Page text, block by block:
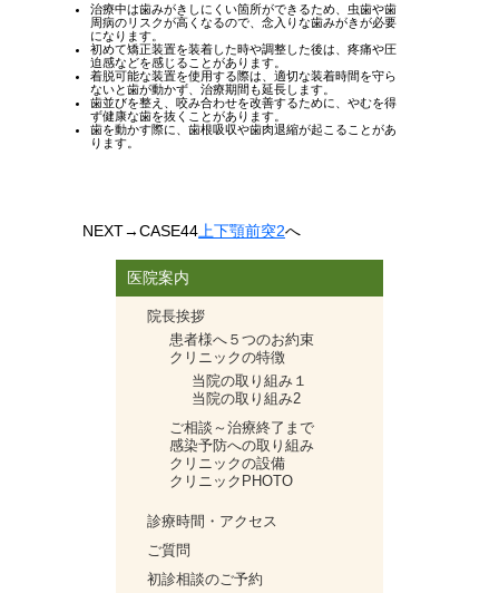
治療中は歯みがきしにくい箇所ができるため、虫歯や歯
周病のリスクが高くなるので、念入りな歯みがきが必要
になります。
初めて矯正装置を装着した時や調整した後は、疼痛や圧
迫感などを感じることがあります。
着脱可能な装置を使用する際は、適切な装着時間を守ら
ないと歯が動かず、治療期間も延長します。
歯並びを整え、咬み合わせを改善するために、やむを得
ず健康な歯を抜くことがあります。
歯を動かす際に、歯根吸収や歯肉退縮が起こることがあ
ります。
NEXT→CASE44 上下顎前突2へ
医院案内
院長挨拶
患者様へ５つのお約束
クリニックの特徴
当院の取り組み１
当院の取り組み2
ご相談～治療終了まで
感染予防への取り組み
クリニックの設備
クリニックPHOTO
診療時間・アクセス
ご質問
初診相談のご予約